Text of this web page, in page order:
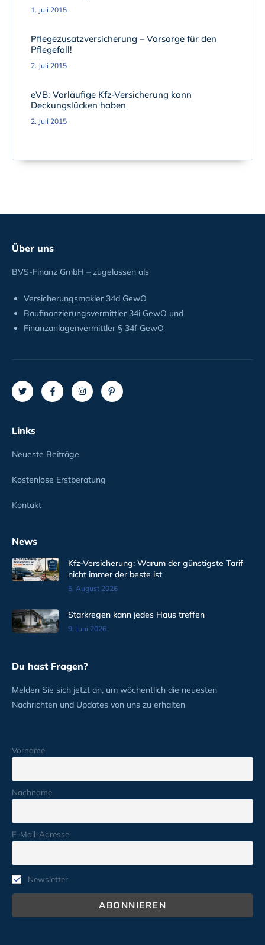
1. Juli 2015
Pflegezusatzversicherung – Vorsorge für den
Pflegefall!
2. Juli 2015
eVB: Vorläufige Kfz-Versicherung kann
Deckungslücken haben
2. Juli 2015
Über uns
BVS-Finanz GmbH – zugelassen als
Versicherungsmakler 34d GewO
Baufinanzierungsvermittler 34i GewO und
Finanzanlagenvermittler § 34f GewO
Links
Neueste Beiträge
Kostenlose Erstberatung
Kontakt
News
Kfz-Versicherung: Warum der günstigste Tarif
nicht immer der beste ist
5. August 2026
Starkregen kann jedes Haus treffen
9. Juni 2026
Du hast Fragen?
Melden Sie sich jetzt an, um wöchentlich die neuesten
Nachrichten und Updates von uns zu erhalten
Vorname
Nachname
E-Mail-Adresse
Newsletter